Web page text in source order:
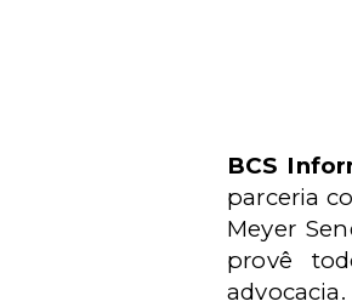
BCS
parceria
Meyer
provê